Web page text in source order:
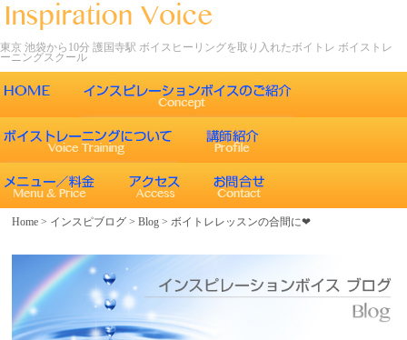
東京 池袋から10分 護国寺駅 ボイスヒーリングを取り入れたボイトレ ボイストレ
ーニングスクール
ごあいさつ
インスピレーションボイスの特徴
エネルギーワークとヒーリング効果
ボイスヒーリング
声について
インスピレーションボイスのボイストレーニング
インスピレーションボイスのボイスメソッド
レッスン内容
コース紹介
Home > インスピブログ >Blog >ボイトレレッスンの合間に❤